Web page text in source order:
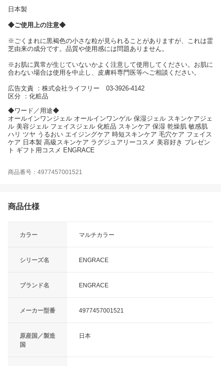
日本製
◆ご使用上の注意◆
※ごくまれに黒褐色の小さな粒が見られることがありますが、これは霊
芝由来の成分です。品質や使用感には問題ありません。
※お肌に異常が生じていないかよく注意して使用してください。お肌に
合わない場合は使用を中止し、皮膚科専門医等へご相談ください。
広告文責 ：株式会社ライフリー 03-3926-4142
区分 ：化粧品
◆ワード／用途◆
オールインワンジェル オールインワンゲル 保湿ジェル スキンケアジェ
ル 美容ジェル フェイスジェル 化粧品 スキンケア 保湿 乾燥肌 敏感肌
ハリ ツヤ うるおい エイジングケア 時短スキンケア 毛穴ケア フェイス
ケア 日本製 高級スキンケア ラグジュアリーコスメ 美容好き プレゼン
ト ギフト用コスメ ENGRACE
商品番号：4977457001521
商品仕様
カラー マルチカラー
シリーズ名 ENGRACE
ブランド名 ENGRACE
メーカー型番 4977457001521
原産国／製造
国
日本